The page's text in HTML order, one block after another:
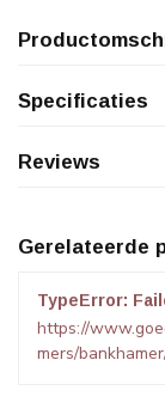
Specificaties
Reviews
Gerelateerde
TypeError:
https://
mers/